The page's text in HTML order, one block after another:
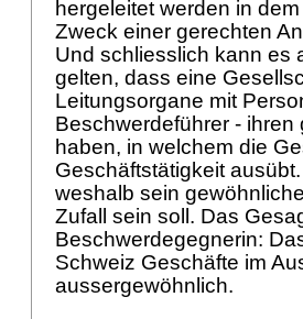
hergeleitet werden in
Zweck einer gerechten
Und schliesslich kann es
gelten, dass eine
Leitungsorgane mit
Beschwerdeführer -
haben, in welchem die
Geschäftstätigkeit
weshalb sein
Zufall sein soll. Das
Beschwerdegegnerin:
Schweiz Geschäfte im
aussergewöhnlich.